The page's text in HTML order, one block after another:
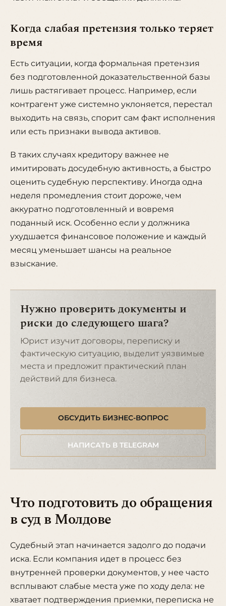
Когда слабая претензия только теряет
время
Есть ситуации, когда формальная претензия
без подготовленной доказательственной базы
лишь растягивает процесс. Например, если
контрагент уже системно уклоняется, перестал
выходить на связь, спорит сам факт исполнения
или есть признаки вывода активов.
В таких случаях кредитору важнее не
имитировать досудебную активность, а быстро
оценить судебную перспективу. Иногда одна
неделя промедления стоит дороже, чем
аккуратно подготовленный и вовремя
поданный иск. Особенно если у должника
ухудшается финансовое положение и каждый
месяц уменьшает шансы на реальное
взыскание.
Нужно проверить документы и
риски до следующего шага?
Юрист изучит договоры, переписку и
фактическую ситуацию, выделит уязвимые
места и предложит практический план
действий для бизнеса.
ОБСУДИТЬ БИЗНЕС-ВОПРОС
НАПИСАТЬ В TELEGRAM
Что подготовить до обращения
в суд в Молдове
Судебный этап начинается задолго до подачи
иска. Если компания идет в процесс без
внутренней проверки документов, у нее часто
всплывают слабые места уже по ходу дела: не
хватает подтверждения приемки, переписка не